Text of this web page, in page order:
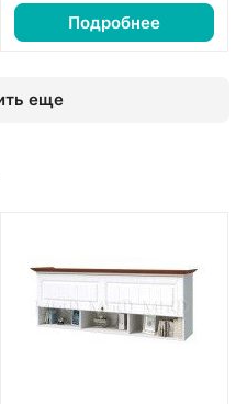
Подробнее
еще